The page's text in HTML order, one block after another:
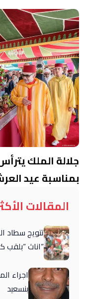
جلالة الملك
بمناسبة عيد
المقالات
تتويج سطاد
“اناث “بلقب
اجراء
بنسعيد